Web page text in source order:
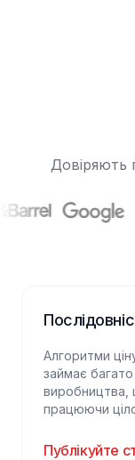
Довіряють
Алгоритми
займає
виробництва,
працюючи
Публікуйте